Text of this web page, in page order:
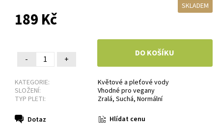
SKLADEM
189 Kč
- +
KATEGORIE:
Květové a pleťové vody
SLOŽENÍ:
Vhodné pro vegany
TYP PLETI:
Zralá, Suchá, Normální
Dotaz Hlídat cenu